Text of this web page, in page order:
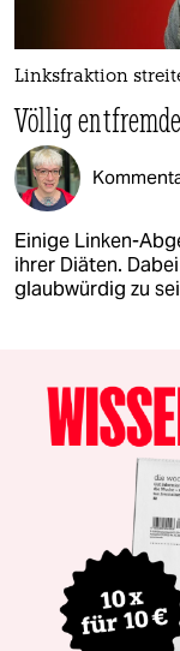
Linksfraktion
Völlig
Einige Linken-
ihrer Diäten.
glaubwürdig zu